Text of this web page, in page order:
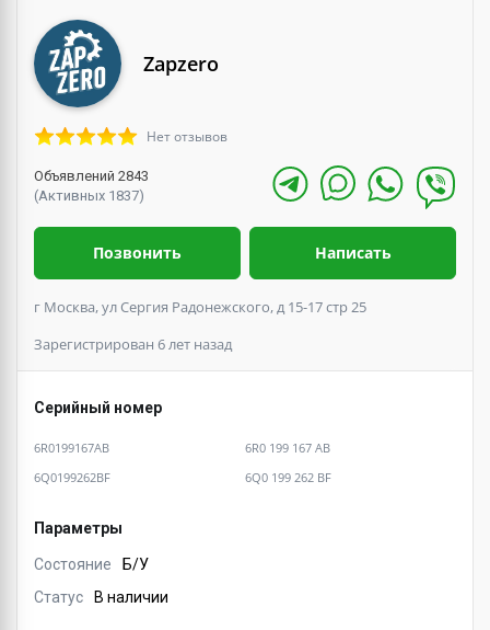
Zapzero
Нет отзывов
Объявлений 2843
(Активных 1837)
Позвонить Написать
г Москва, ул Сергия Радонежского, д 15-17 стр 25
Зарегистрирован 6 лет назад
Серийный номер
6R0199167AB
6R0 199 167 AB
6Q0199262BF
6Q0 199 262 BF
Параметры
Состояние
Б/У
Статус
В наличии